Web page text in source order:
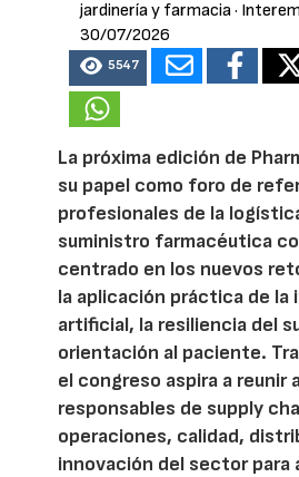
jardinería y farmacia·
30/07/2026
5547
La próxima edición de
su papel como foro de
profesionales de la
suministro farmacéutica
centrado en los nuevos
la aplicación práctica de la
artificial, la resiliencia del
orientación al paciente.
el congreso aspira a reunir
responsables de supply
operaciones, calidad,
innovación del sector para